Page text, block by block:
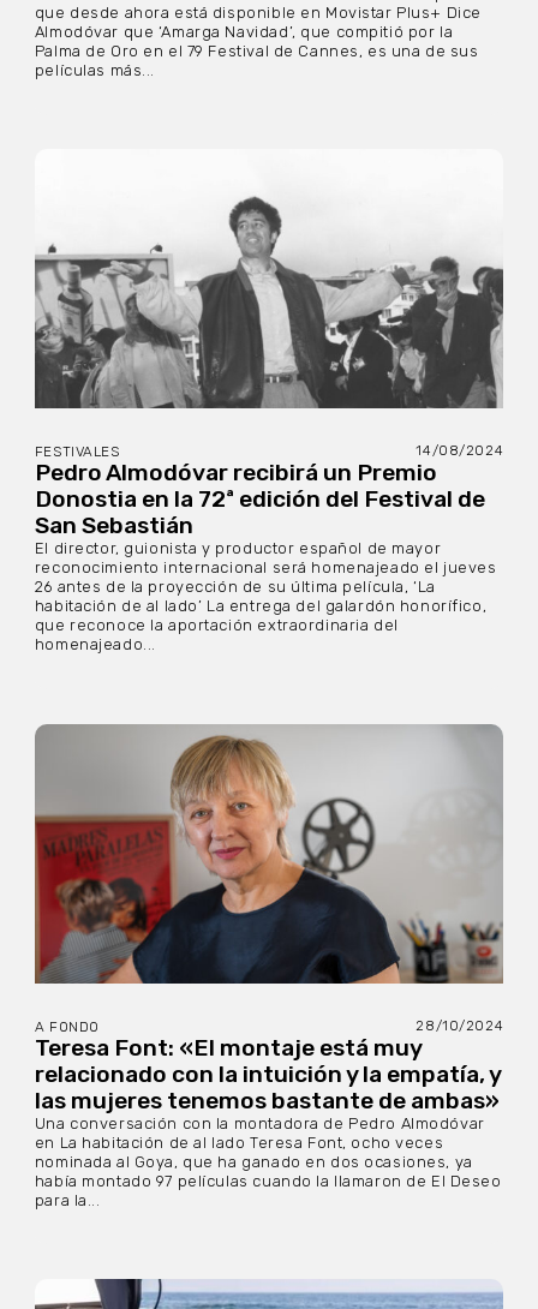
que desde ahora está disponible en Movistar Plus+ Dice
Almodóvar que ‘Amarga Navidad’, que compitió por la
Palma de Oro en el 79 Festival de Cannes, es una de sus
películas más...
FESTIVALES 14/08/2024
Pedro Almodóvar recibirá un Premio
Donostia en la 72ª edición del Festival de
San Sebastián
El director, guionista y productor español de mayor
reconocimiento internacional será homenajeado el jueves
26 antes de la proyección de su última película, ‘La
habitación de al lado’ La entrega del galardón honorífico,
que reconoce la aportación extraordinaria del
homenajeado...
A FONDO 28/10/2024
Teresa Font: «El montaje está muy
relacionado con la intuición y la empatía, y
las mujeres tenemos bastante de ambas»
Una conversación con la montadora de Pedro Almodóvar
en La habitación de al lado Teresa Font, ocho veces
nominada al Goya, que ha ganado en dos ocasiones, ya
había montado 97 películas cuando la llamaron de El Deseo
para la...